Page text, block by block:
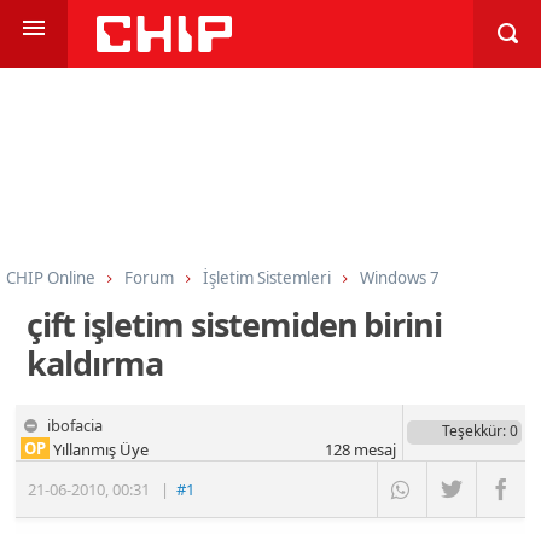
CHIP Online Forum İşletim Sistemleri Windows 7
çift işletim sistemiden birini
kaldırma
ibofacia
21-06-2010,00:31 |#1
OP Yıllanmış Üye
Teşekkür: 0
128mesaj